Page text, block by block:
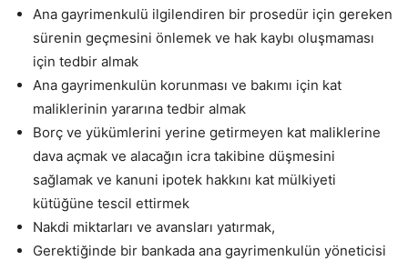
Ana gayrimenkulü ilgilendiren bir prosedür için gereken
sürenin geçmesini önlemek ve hak kaybı oluşmaması
için tedbir almak
Ana gayrimenkulün korunması ve bakımı için kat
maliklerinin yararına tedbir almak
Borç ve yükümlerini yerine getirmeyen kat maliklerine
dava açmak ve alacağın icra takibine düşmesini
sağlamak ve kanuni ipotek hakkını kat mülkiyeti
kütüğüne tescil ettirmek
Nakdi miktarları ve avansları yatırmak,
Gerektiğinde bir bankada ana gayrimenkulün yöneticisi